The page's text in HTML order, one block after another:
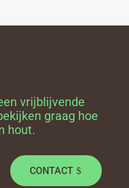
vrijblijvende
graag hoe
hout.
CONTACT